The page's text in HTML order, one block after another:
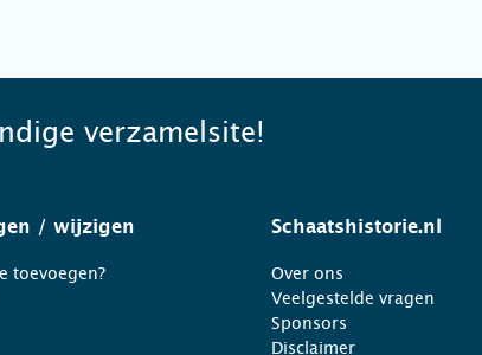
verzamelsite!
/ wijzigen
toevoegen?
Schaatshistorie.nl
Over ons
Veelgestelde vragen
Sponsors
Disclaimer